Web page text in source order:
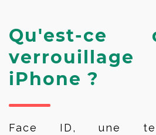
Qu'est-
iPhone ?
Face ID, une